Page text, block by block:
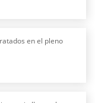
en el pleno